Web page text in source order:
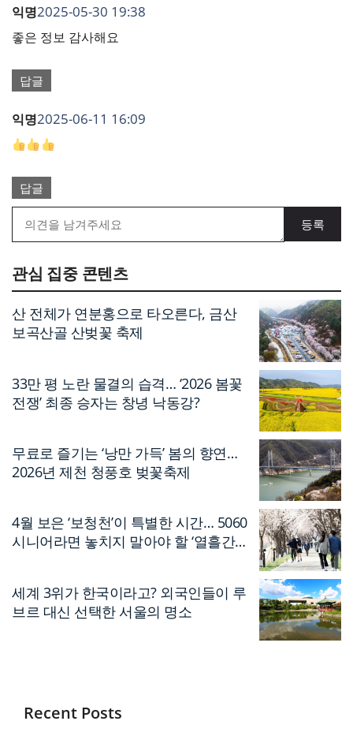
익명2025-05-30 19:38
좋은 정보 감사해요
답글
익명2025-06-11 16:09
답글
관심 집중 콘텐츠
산 전체가 연분홍으로 타오른다, 금산
보곡산골 산벚꽃 축제
33만 평 노란 물결의 습격… ‘2026 봄꽃
전쟁’ 최종 승자는 창녕 낙동강?
무료로 즐기는 ‘낭만 가득’ 봄의 향연…
2026년 제천 청풍호 벚꽃축제
4월 보은 ‘보청천’이 특별한 시간… 5060
시니어라면 놓치지 말아야 할 ‘열흘간의
세계 3위가 한국이라고? 외국인들이 루
브르 대신 선택한 서울의 명소
Recent Posts